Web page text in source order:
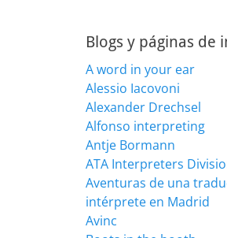
Blogs y páginas de
A word in your ear
Alessio Iacovoni
Alexander Drechsel
Alfonso interpreting
Antje Bormann
ATA Interpreters
Aventuras de una
intérprete en Madrid
Avinc